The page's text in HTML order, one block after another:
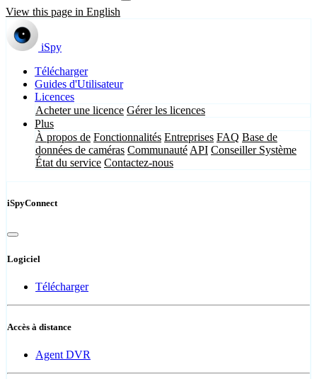
View this page in English
iSpy
Télécharger
Guides d'Utilisateur
Licences
Acheter une licence Gérer les licences
Plus
À propos de Fonctionnalités Entreprises FAQ Base de
données de caméras Communauté API Conseiller Système
État du service Contactez-nous
iSpyConnect
Logiciel
Télécharger
Accès à distance
Agent DVR